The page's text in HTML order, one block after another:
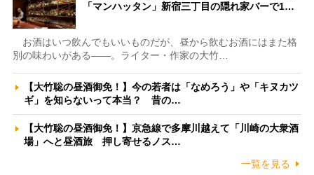
「マンハッタン」新宿三丁目の隠れ家バーで1…
お酒はいつ飲んでもいいものだが、昼から飲むお酒にはまた格
別の味わいがある――。ライター・作家の大竹…
【大竹聡の昼酒御免！】今の若者は「なめろう」や「キヌカツ
ギ」を知らないって本当？ 昔の…
【大竹聡の昼酒御免！】京急線で多摩川越えて「川崎の大衆酒
場」へと昼酒旅 押し寄せるノス…
一覧を見る